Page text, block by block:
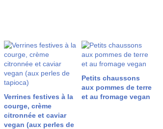
Verrines festives à la
courge, crème
citronnée et caviar
vegan (aux perles de
Petits chaussons
aux pommes de terre
et au fromage vegan